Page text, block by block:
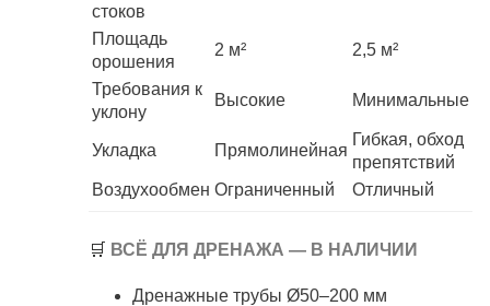
стоков
Площадь
орошения
2 м² 2,5 м²
Требования к
уклону
Высокие Минимальные
Укладка Прямолинейная
Гибкая, обход
препятствий
Воздухообмен Ограниченный Отличный
🛒 ВСЁ ДЛЯ ДРЕНАЖА — В НАЛИЧИИ
Дренажные трубы Ø50–200 мм